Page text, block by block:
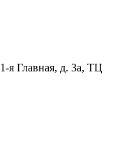
я Главная, д. 3а, ТЦ